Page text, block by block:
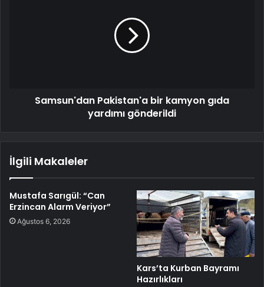
Samsun'dan Pakistan'a bir kamyon gıda
yardımı gönderildi
İlgili Makaleler
Mustafa Sarıgül: “Can
Erzincan Alarm Veriyor”
Ağustos 6, 2026
Kars’ta Kurban Bayramı
Hazırlıkları